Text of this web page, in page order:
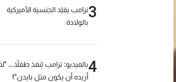
3ترامب يقيّد الجنسية الأميركية
بالولادة
4بالفيديو: ترامب يُنقذ طفلاً... "لا
أريده أن يكون مثل بايدن"!